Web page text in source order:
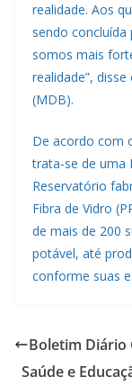
realidade. Aos
sendo
somos mais
realidade”,
(MDB).
De acordo com
trata-se de uma
Reservatório
Fibra de Vidro
de mais de 200
potável, até
conforme suas
Boletim Diário
Saúde e